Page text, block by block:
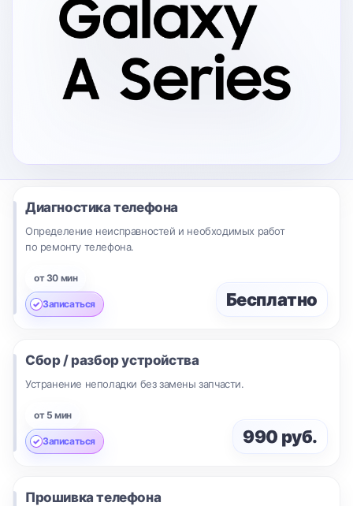
Диагностика телефона
Определение неисправностей и необходимых работ
по ремонту телефона.
от 30 мин
Записаться Бесплатно
Сбор / разбор устройства
Устранение неполадки без замены запчасти.
от 5 мин
Записаться 990 руб.
Прошивка телефона